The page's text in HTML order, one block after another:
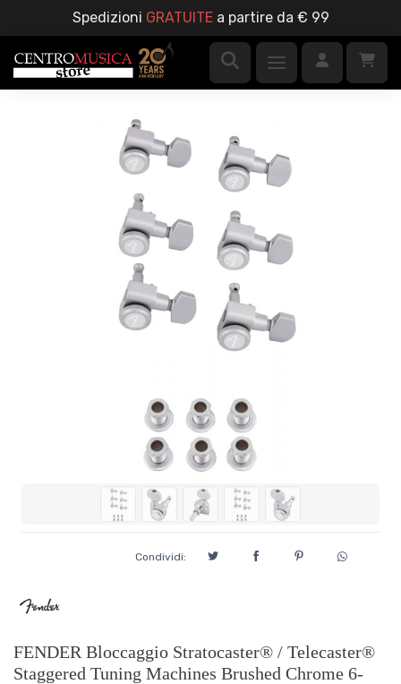
Spedizioni GRATUITEa partire da € 99
Condividi:
FENDER Bloccaggio Stratocaster® / Telecaster®
Staggered Tuning Machines Brushed Chrome 6-